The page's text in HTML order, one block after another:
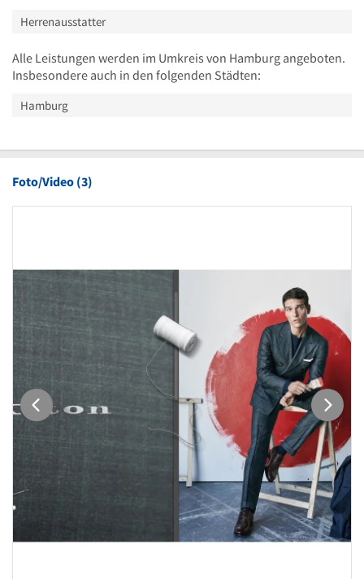
Herrenausstatter
Alle Leistungen werden im Umkreis von Hamburg angeboten.
Insbesondere auch in den folgenden Städten:
Hamburg
Foto/Video (3)